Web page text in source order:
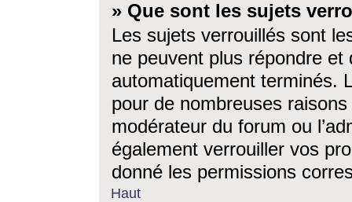
» Que sont les sujets
Les sujets verrouillés sont
ne peuvent plus répondre
automatiquement terminés.
pour de nombreuses
modérateur du forum ou
également verrouiller vos
donné les permissions
Haut